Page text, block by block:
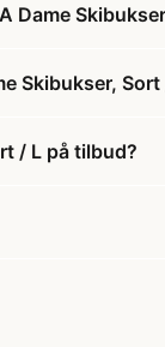
Dame
Skibukser, Sort
/ L på tilbud?